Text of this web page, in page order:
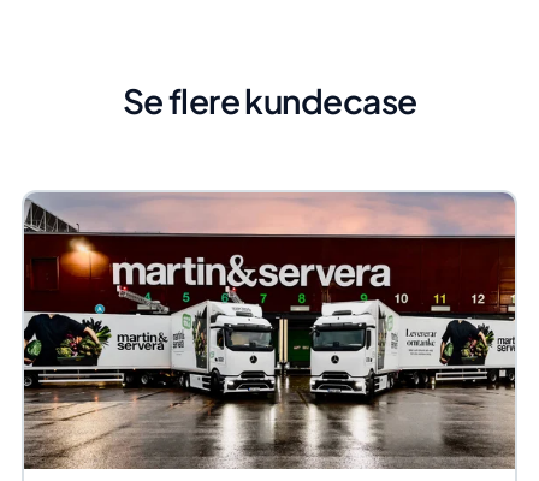
Se flere kundecase